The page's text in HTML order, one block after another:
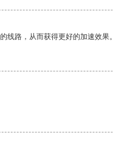
路，从而获得更好的加速效果。